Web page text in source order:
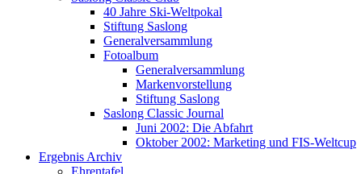
40 Jahre Ski-Weltpokal
Stiftung Saslong
Generalversammlung
Fotoalbum
Generalversammlung
Markenvorstellung
Stiftung Saslong
Saslong Classic Journal
Juni 2002: Die Abfahrt
Oktober 2002: Marketing und FIS-Weltcup
Ergebnis Archiv
Ehrentafel